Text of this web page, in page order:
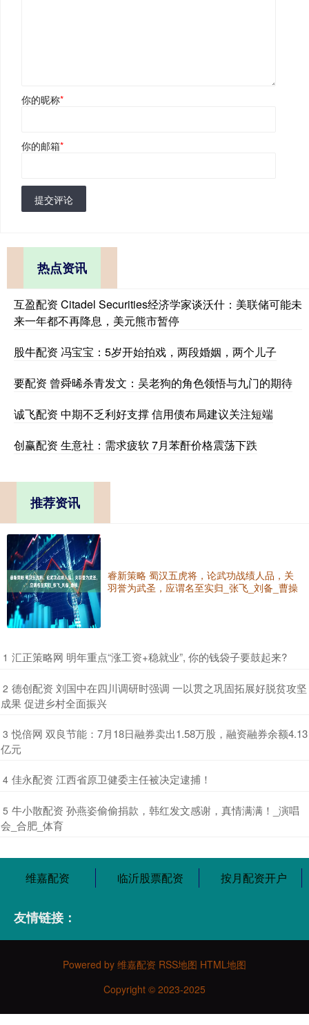
你的昵称*
你的邮箱*
提交评论
热点资讯
互盈配资 Citadel Securities经济学家谈沃什：美联储可能未
来一年都不再降息，美元熊市暂停
股牛配资 冯宝宝：5岁开始拍戏，两段婚姻，两个儿子
要配资 曾舜晞杀青发文：吴老狗的角色领悟与九门的期待
诚飞配资 中期不乏利好支撑 信用债布局建议关注短端
创赢配资 生意社：需求疲软 7月苯酐价格震荡下跌
推荐资讯
睿新策略 蜀汉五虎将，论武功战绩人品，关
羽誉为武圣，应谓名至实归_张飞_刘备_曹操
1 ​汇正策略网 明年重点“涨工资+稳就业”, 你的钱袋子要鼓起来?
2 ​德创配资 刘国中在四川调研时强调 一以贯之巩固拓展好脱贫攻坚
成果 促进乡村全面振兴
3 ​悦倍网 双良节能：7月18日融券卖出1.58万股，融资融券余额4.13
亿元
4 ​佳永配资 江西省原卫健委主任被决定逮捕！
5 ​牛小散配资 孙燕姿偷偷捐款，韩红发文感谢，真情满满！_演唱
会_合肥_体育
维嘉配资 临沂股票配资 按月配资开户
友情链接：
Powered by 维嘉配资 RSS地图 HTML地图
Copyright © 2023-2025